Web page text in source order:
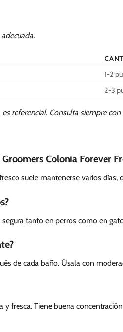
1-2
2-3
referencial. Consulta siempre
Colonia Forever
suele mantenerse varios
tanto en perros como en
de cada baño. Úsala con
y fresca. Tiene buena